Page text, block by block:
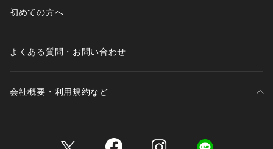
・77164 Tバックショーツ
・77166 サニタリーショーツ
初めての方へ
よくある質問・お問い合わせ
会社概要・利用規約など